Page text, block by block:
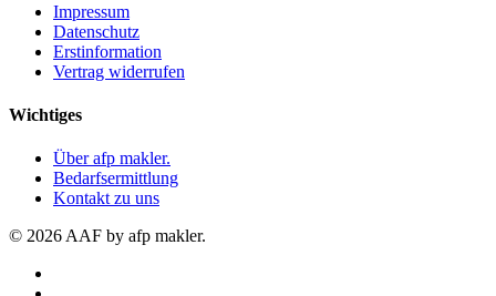
Impressum
Datenschutz
Erstinformation
Vertrag widerrufen
Wichtiges
Über afp makler.
Bedarfsermittlung
Kontakt zu uns
© 2026 AAF by afp makler.